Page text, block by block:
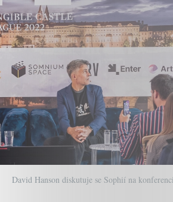
David Hanson diskutuje se Sophií na